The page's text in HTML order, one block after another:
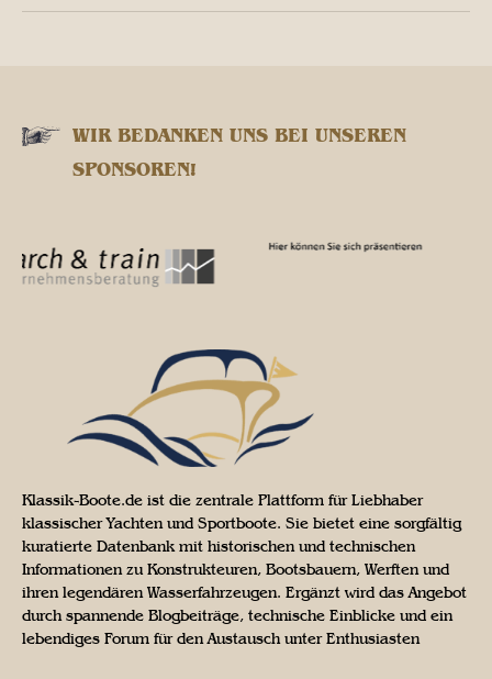
WIR BEDANKEN UNS BEI UNSEREN
SPONSOREN!
Klassik-Boote.de ist die zentrale Plattform für Liebhaber
klassischer Yachten und Sportboote. Sie bietet eine sorgfältig
kuratierte Datenbank mit historischen und technischen
Informationen zu Konstrukteuren, Bootsbauern, Werften und
ihren legendären Wasserfahrzeugen. Ergänzt wird das Angebot
durch spannende Blogbeiträge, technische Einblicke und ein
lebendiges Forum für den Austausch unter Enthusiasten